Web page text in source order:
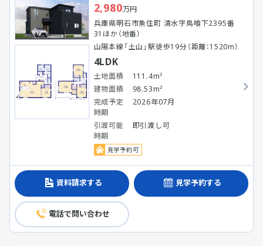
2,980万円
兵庫県明石市魚住町 清水字鳥喰下2395番
31ほか（地番）
山陽本線「土山」駅徒歩19分（距離：1520m）
4LDK
土地面積
111.4m²
建物面積
98.53m²
完成予定
時期
2026年07月
引渡可能
時期
即引渡し可
見学予約可
資料請求する 見学予約する
電話で問い合わせ